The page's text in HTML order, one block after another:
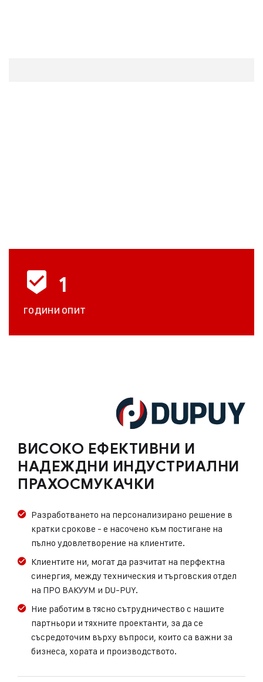
ВИСОКО ЕФЕКТИВНИ И
НАДЕЖДНИ ИНДУСТРИАЛНИ
ПРАХОСМУКАЧКИ
Разработването на персонализирано решение в
кратки срокове - е насочено към постигане на
пълно удовлетворение на клиентите.
Клиентите ни, могат да разчитат на перфектна
синергия, между техническия и търговския отдел
на ПРО ВАКУУМ и DU-PUY.
Ние работим в тясно сътрудничество с нашите
партньори и тяхните проектанти, за да се
съсредоточим върху въпроси, които са важни за
бизнеса, хората и производството.
1
ГОДИНИ ОПИТ